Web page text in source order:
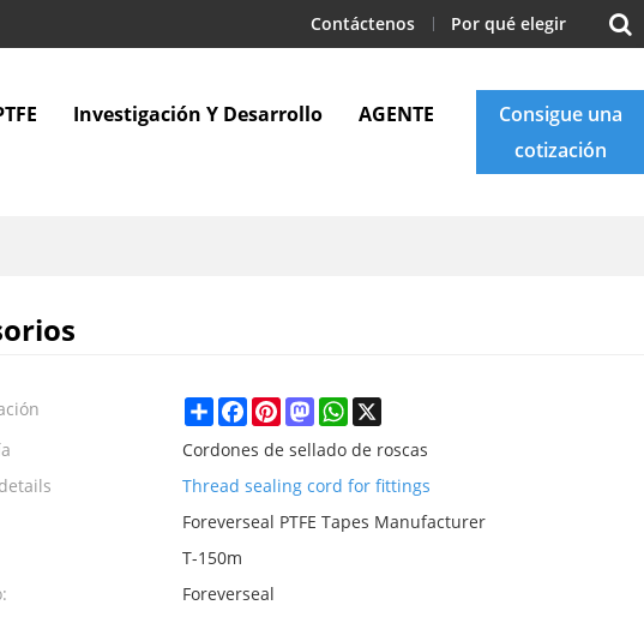
Contáctenos Por qué elegir
Investigación Y Desarrollo AGENTE
Consigue una
cotización
ShareFacebookPinterestMastodonWhatsApp
Cordones de sellado de roscas
Thread sealing cord for fittings
Foreverseal PTFE Tapes Manufacturer
T-150m
Foreverseal